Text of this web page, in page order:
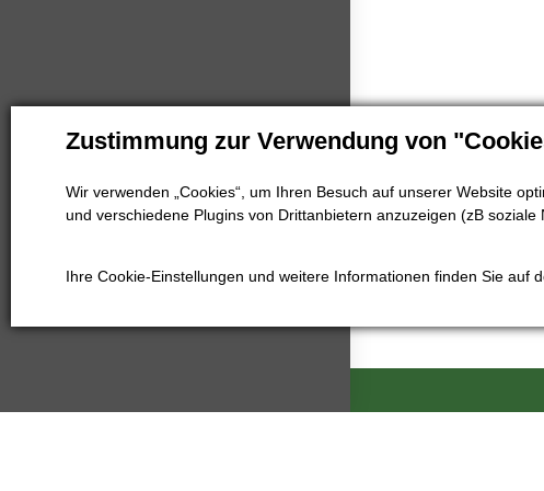
Zustimmung zur Verwendung von
Wir verwenden „Cookies“, um Ihren Besuch auf unserer Website
und verschiedene Plugins von Drittanbietern anzuzeigen (zB soziale
Ihre Cookie-Einstellungen und weitere Informationen finden Sie auf